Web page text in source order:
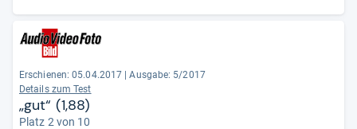
Erschienen: 05.04.2017
Ausgabe: 5/2017
Details zum Test
„gut“ (1,88)
Platz 2 von 10